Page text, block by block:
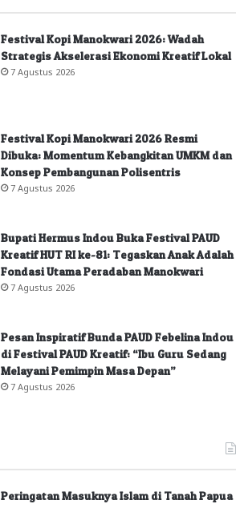
Festival Kopi Manokwari 2026: Wadah
Strategis Akselerasi Ekonomi Kreatif Lokal
7 Agustus 2026
Festival Kopi Manokwari 2026 Resmi
Dibuka: Momentum Kebangkitan UMKM dan
Konsep Pembangunan Polisentris
7 Agustus 2026
Bupati Hermus Indou Buka Festival PAUD
Kreatif HUT RI ke-81: Tegaskan Anak Adalah
Fondasi Utama Peradaban Manokwari
7 Agustus 2026
Pesan Inspiratif Bunda PAUD Febelina Indou
di Festival PAUD Kreatif: “Ibu Guru Sedang
Melayani Pemimpin Masa Depan”
7 Agustus 2026
Peringatan Masuknya Islam di Tanah Papua